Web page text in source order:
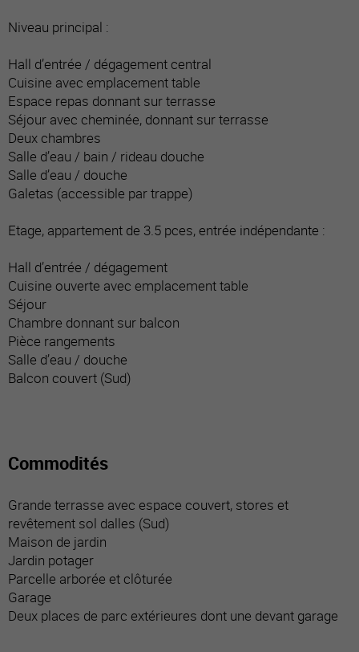
Niveau principal :
Hall d’entrée / dégagement central
Cuisine avec emplacement table
Espace repas donnant sur terrasse
Séjour avec cheminée, donnant sur terrasse
Deux chambres
Salle d’eau / bain / rideau douche
Salle d’eau / douche
Galetas (accessible par trappe)
Etage, appartement de 3.5 pces, entrée indépendante :
Hall d’entrée / dégagement
Cuisine ouverte avec emplacement table
Séjour
Chambre donnant sur balcon
Pièce rangements
Salle d’eau / douche
Balcon couvert (Sud)
Commodités
Grande terrasse avec espace couvert, stores et
revêtement sol dalles (Sud)
Maison de jardin
Jardin potager
Parcelle arborée et clôturée
Garage
Deux places de parc extérieures dont une devant garage